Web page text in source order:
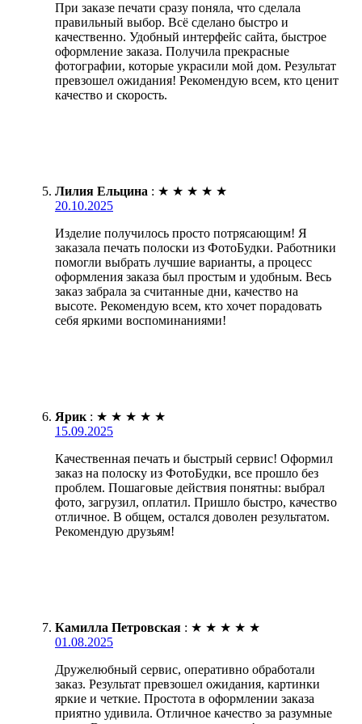
При заказе печати сразу поняла, что сделала
правильный выбор. Всё сделано быстро и
качественно. Удобный интерфейс сайта, быстрое
оформление заказа. Получила прекрасные
фотографии, которые украсили мой дом. Результат
превзошел ожидания! Рекомендую всем, кто ценит
качество и скорость.
Лилия Ельцина : ★ ★ ★ ★ ★
20.10.2025
Изделие получилось просто потрясающим! Я
заказала печать полоски из ФотоБудки. Работники
помогли выбрать лучшие варианты, а процесс
оформления заказа был простым и удобным. Весь
заказ забрала за считанные дни, качество на
высоте. Рекомендую всем, кто хочет порадовать
себя яркими воспоминаниями!
Ярик : ★ ★ ★ ★ ★
15.09.2025
Качественная печать и быстрый сервис! Оформил
заказ на полоску из ФотоБудки, все прошло без
проблем. Пошаговые действия понятны: выбрал
фото, загрузил, оплатил. Пришло быстро, качество
отличное. В общем, остался доволен результатом.
Рекомендую друзьям!
Камилла Петровская : ★ ★ ★ ★ ★
01.08.2025
Дружелюбный сервис, оперативно обработали
заказ. Результат превзошел ожидания, картинки
яркие и четкие. Простота в оформлении заказа
приятно удивила. Отличное качество за разумные